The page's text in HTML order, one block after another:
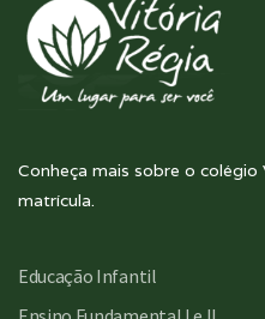
Conheça mais sobre o
matrícula.
Educação Infantil